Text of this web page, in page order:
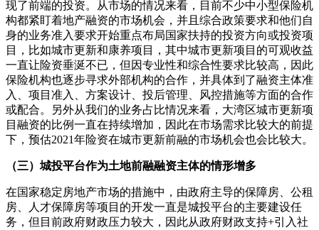
现了前端的投资。从市场的情况来看，目前不少中小型保险机
构都紧盯着地产融资的市场机会，并且综合政策要求和他们自
身的业务准入要求开始重点布局国家扶持的投资方向或投资项
目，比如城市更新和康养项目，其中城市更新项目的可观收益
一直让险资垂涎不已，但因专业性和综合性要求比较高，因此
保险机构也逐步寻求外部机构的合作，并具体到了融资主体准
入、项目准入、方案设计、投后管理、风控措施等方面的合作
或配合。另外从我们的业务占比情况来看，大湾区城市更新项
目融资的比例一直在持续增加，因此在市场需求比较大的前提
下，预估2021年险资在城市更新前融的市场机会也会比较大。
（三）城投平台作为土地前融融资主体的情形增多
在国家稳定房地产市场的措施中，由政府主导的保障房、公租
房、人才保障房等项目的开发一直是城投平台的主要建设任
务，但目前政府财政压力较大，因此从政府财政支持+引入社